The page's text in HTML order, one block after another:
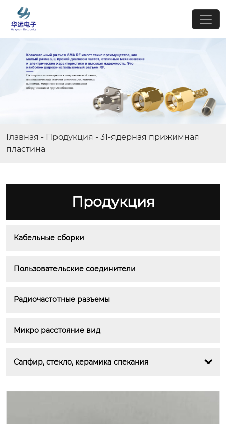
Главная - Продукция - 31-ядерная прижимная
пластина
Продукция
Кабельные сборки
Пользовательские соединители
Радиочастотные разъемы
Микро расстояние вид
Сапфир, стекло, керамика спекания 